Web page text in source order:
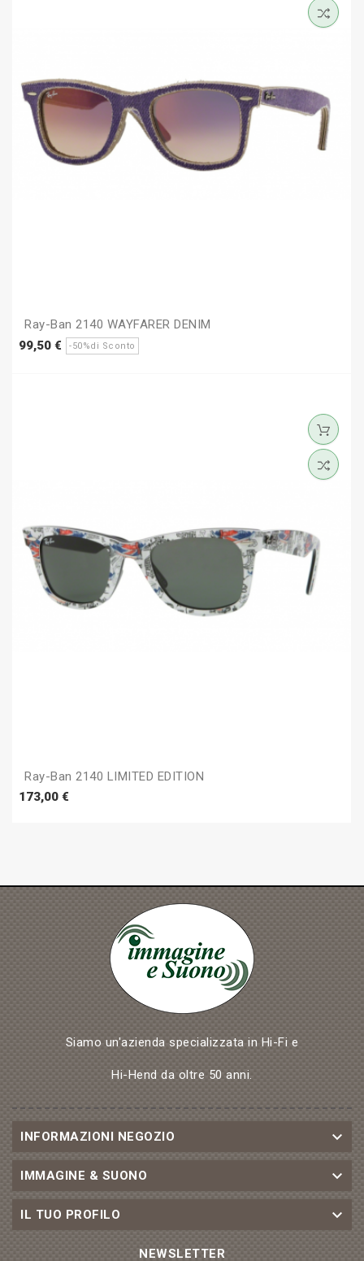
Ray-Ban 2140 WAYFARER DENIM
99,50 €
Prezzo
base
-50%di Sconto
Ray-Ban 2140 LIMITED EDITION
173,00 €
Siamo un'azienda specializzata in Hi-Fi e
Hi-Hend da oltre 50 anni.
INFORMAZIONI NEGOZIO 
IMMAGINE & SUONO 
IL TUO PROFILO 
NEWSLETTER